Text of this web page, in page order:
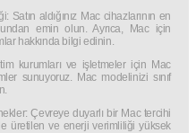
aldığınız Mac cihazlarının en
emin olun. Ayrıca, Mac için
hakkında bilgi edinin.
kurumları ve işletmeler için Mac
sunuyoruz. Mac modelinizi sınıf
Çevreye duyarlı bir Mac tercihi
üretilen ve enerji verimliliği yüksek